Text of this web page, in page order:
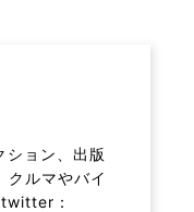
ョン、出版
ルマやバイ
：